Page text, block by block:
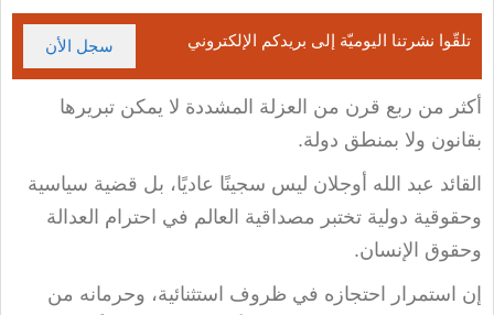
تلقّوا نشرتنا اليوميّة إلى بريدكم الإلكتروني سجل الأن
أكثر من ربع قرن من العزلة المشددة لا يمكن تبريرها
بقانون ولا بمنطق دولة.
القائد عبد الله أوجلان ليس سجينًا عاديًا، بل قضية سياسية
وحقوقية دولية تختبر مصداقية العالم في احترام العدالة
وحقوق الإنسان.
إن استمرار احتجازه في ظروف استثنائية، وحرمانه من